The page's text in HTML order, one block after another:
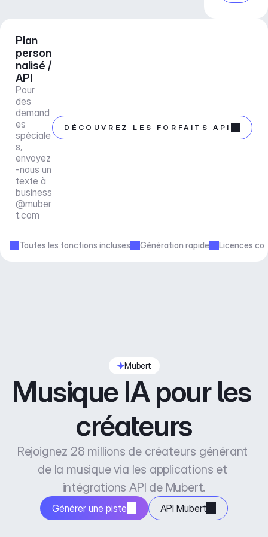
Plan
person
nalisé /
API
Pour
des
demand
es
spéciale
s,
envoyez
-nous un
business
@muber
t.com
DÉCOUVREZ LES FORFAITS API
Toutes les fonctions incluses Génération rapide Licences
Mubert
Musique IA pour les
créateurs
Rejoignez 28 millions de créateurs générant
de la musique via les applications et
intégrations API de Mubert.
Générer une piste API Mubert